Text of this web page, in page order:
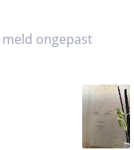
meld ongepast